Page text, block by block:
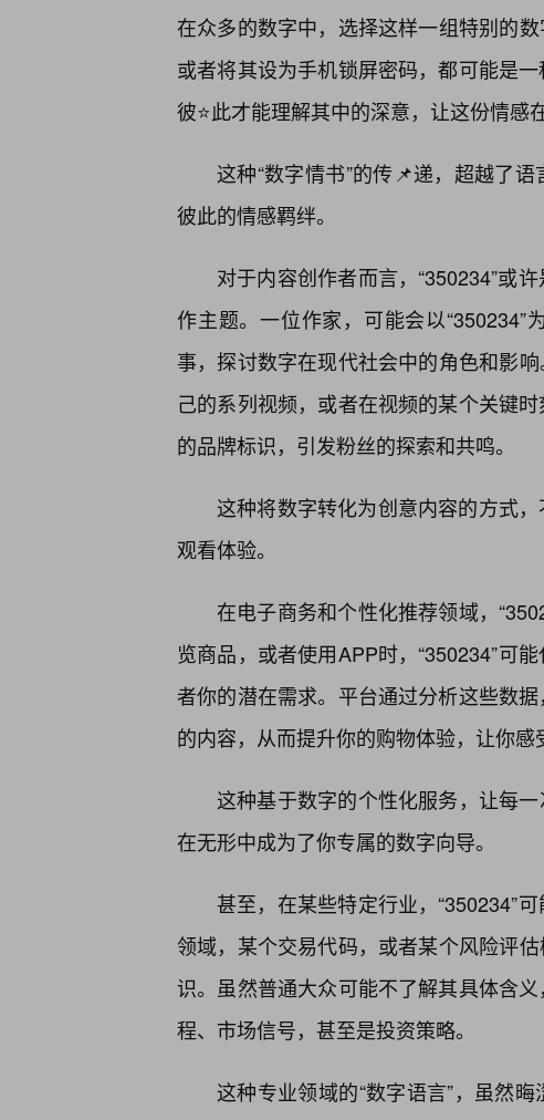
在众多的数字中，选择这样一组特别的数
或者将其设为手机锁屏密码，都可能是
彼⭐此才能理解其中的深意，让这份情感
这种“数字情书”的传📌递，超越了
彼此的情感羁绊。
对于内容创作者而言，“350234”或
作主题。一位作家，可能会以
事，探讨数字在现代社会中的角色和影
己的系列视频，或者在视频的某个关键
的品牌标识，引发粉丝的探索和共鸣。
这种将数字转化为创意内容的方式
观看体验。
在电子商务和个性化推荐领域，
览商品，或者使用APP时，“350234”可
者你的潜在需求。平台通过分析这些数
的内容，从而提升你的购物体验，让你感
这种基于数字的个性化服务，让每
在无形中成为了你专属的数字向导。
甚至，在某些特定行业，“350234”
领域，某个交易代码，或者某个风险评
识。虽然普通大众可能不了解其具体含
程、市场信号，甚至是投资策略。
这种专业领域的“数字语言”，虽然